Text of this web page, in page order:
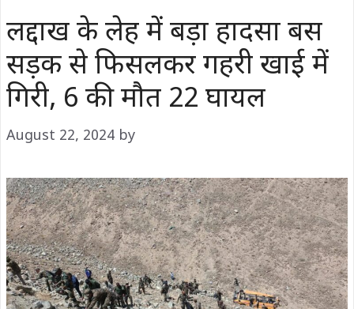
लद्दाख के लेह में बड़ा हादसा बस
सड़क से फिसलकर गहरी खाई में
गिरी, 6 की मौत 22 घायल
August 22, 2024 by